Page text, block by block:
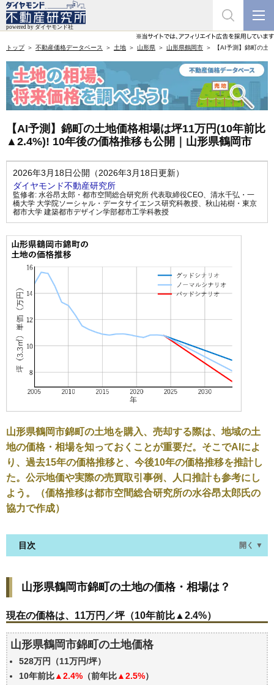
トップ 不動産価格データベース 土地 山形県 山形県鶴岡市 【AI予測】錦町の
【AI予測】錦町の土地価格相場は坪11万円(10年前比
▲2.4%)! 10年後の価格推移も公開｜山形県鶴岡市
2026年3月18日公開（2026年3月18日更新）
ダイヤモンド不動産研究所
監修者: 水谷昂太郎・都市空間総合研究所 代表取締役CEO、 清水千弘・一
橋大学 大学院ソーシャル・データサイエンス研究科教授、 秋山祐樹・東京
都市大学 建築都市デザイン学部都市工学科教授
山形県鶴岡市錦町の土地を購入、売却する際は、地域の土
地の価格・相場を知っておくことが重要だ。そこでAIによ
り、過去15年の価格推移と、今後10年の価格推移を推計し
た。公示地価や実際の売買取引事例、人口推計も参考にし
よう。（価格推移は都市空間総合研究所の水谷昂太郎氏の
協力で作成）
目次 開く ▼
現在の価格は、11万円／坪（10年前比▲2.4%）
価格を詳細に分析しよう
山形県鶴岡市錦町の土地の過去の売買事例
公示地価はいくら
エリアの将来性を人口予想から検討しよう
山形県鶴岡市錦町の土地の価格・相場は？
現在の価格は、11万円／坪（10年前比▲2.4%）
山形県鶴岡市錦町の土地価格
528万円（11万円/坪）
10年前比▲2.4% （前年比▲2.5%）